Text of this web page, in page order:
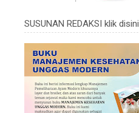
SUSUNAN REDAKSI klik disini